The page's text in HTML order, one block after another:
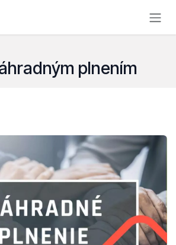
plnením